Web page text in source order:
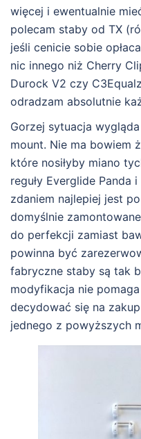
więcej i ewentualnie
polecam staby od TX
jeśli cenicie sobie
nic innego niż Cherry
Durock V2 czy
odradzam absolutnie
Gorzej sytuacja
mount. Nie ma bowiem
które nosiłyby miano
reguły Everglide Panda i
zdaniem najlepiej jest
domyślnie
do perfekcji zamiast
powinna być
fabryczne staby są tak
modyfikacja nie
decydować się na
jednego z powyższych